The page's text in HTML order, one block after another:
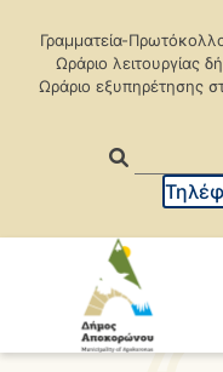
Γραμματεία-
Ωράριο λειτουργίας
Ωράριο εξυπηρέτησης